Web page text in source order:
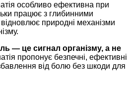
особливо ефективна при
працює з глибинними
природні механізми
— це сигнал організму, а не
пропонує безпечні, ефективні
від болю без шкоди для